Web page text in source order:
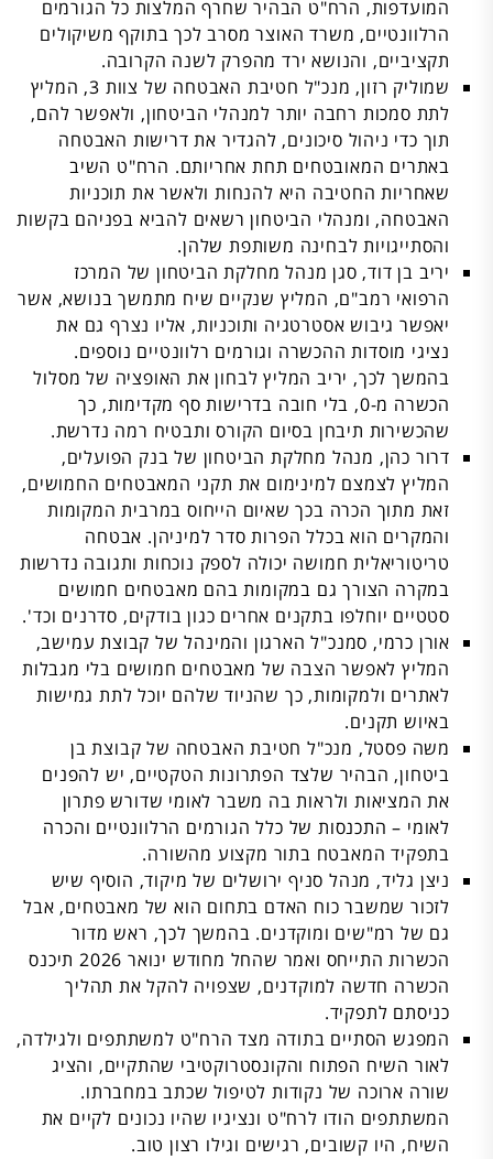
המועדפות, הרח"ט הבהיר שחרף המלצות כל הגורמים
הרלוונטיים, משרד האוצר מסרב לכך בתוקף משיקולים
תקציביים, והנושא ירד מהפרק לשנה הקרובה.
שמוליק רזון, מנכ"ל חטיבת האבטחה של צוות 3, המליץ
לתת סמכות רחבה יותר למנהלי הביטחון, ולאפשר להם,
תוך כדי ניהול סיכונים, להגדיר את דרישות האבטחה
באתרים המאובטחים תחת אחריותם. הרח"ט השיב
שאחריות החטיבה היא להנחות ולאשר את תוכניות
האבטחה, ומנהלי הביטחון רשאים להביא בפניהם בקשות
והסתייגויות לבחינה משותפת שלהן.
יריב בן דוד, סגן מנהל מחלקת הביטחון של המרכז
הרפואי רמב"ם, המליץ שנקיים שיח מתמשך בנושא, אשר
יאפשר גיבוש אסטרטגיה ותוכניות, אליו נצרף גם את
נציגי מוסדות ההכשרה וגורמים רלוונטיים נוספים.
בהמשך לכך, יריב המליץ לבחון את האופציה של מסלול
הכשרה מ-0, בלי חובה בדרישות סף מקדימות, כך
שהכשירות תיבחן בסיום הקורס ותבטיח רמה נדרשת.
דרור כהן, מנהל מחלקת הביטחון של בנק הפועלים,
המליץ לצמצם למינימום את תקני המאבטחים החמושים,
זאת מתוך הכרה בכך שאיום הייחוס במרבית המקומות
והמקרים הוא בכלל הפרות סדר למיניהן. אבטחה
טריטוריאלית חמושה יכולה לספק נוכחות ותגובה נדרשות
במקרה הצורך גם במקומות בהם מאבטחים חמושים
סטטיים יוחלפו בתקנים אחרים כגון בודקים, סדרנים וכד'.
אורן כרמי, סמנכ"ל הארגון והמינהל של קבוצת עמישב,
המליץ לאפשר הצבה של מאבטחים חמושים בלי מגבלות
לאתרים ולמקומות, כך שהניוד שלהם יוכל לתת גמישות
באיוש תקנים.
משה פסטל, מנכ"ל חטיבת האבטחה של קבוצת בן
ביטחון, הבהיר שלצד הפתרונות הטקטיים, יש להפנים
את המציאות ולראות בה משבר לאומי שדורש פתרון
לאומי – התכנסות של כלל הגורמים הרלוונטיים והכרה
בתפקיד המאבטח בתור מקצוע מהשורה.
ניצן גליד, מנהל סניף ירושלים של מיקוד, הוסיף שיש
לזכור שמשבר כוח האדם בתחום הוא של מאבטחים, אבל
גם של רמ"שים ומוקדנים. בהמשך לכך, ראש מדור
הכשרות התייחס ואמר שהחל מחודש ינואר 2026 תיכנס
הכשרה חדשה למוקדנים, שצפויה להקל את תהליך
כניסתם לתפקיד.
המפגש הסתיים בתודה מצד הרח"ט למשתתפים ולגילדה,
לאור השיח הפתוח והקונסטרוקטיבי שהתקיים, והציג
שורה ארוכה של נקודות לטיפול שכתב במחברתו.
המשתתפים הודו לרח"ט ונציגיו שהיו נכונים לקיים את
השיח, היו קשובים, רגישים וגילו רצון טוב.